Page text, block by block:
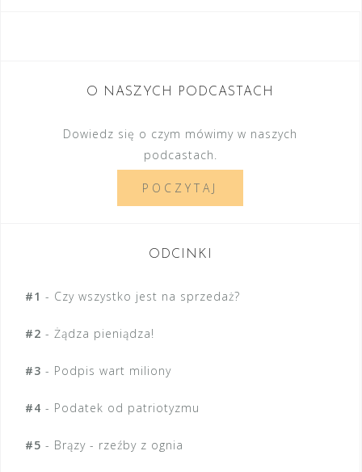
O NASZYCH PODCASTACH
Dowiedz się o czym mówimy w naszych
podcastach.
POCZYTAJ
ODCINKI
#1 - Czy wszystko jest na sprzedaż?
#2 - Żądza pieniądza!
#3 - Podpis wart miliony
#4 - Podatek od patriotyzmu
#5 - Brązy - rzeźby z ognia